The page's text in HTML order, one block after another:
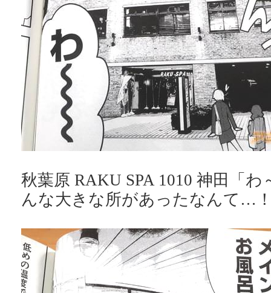
秋葉原 RAKU SPA 1010 神田「わ
んな大きな所があったなんて…